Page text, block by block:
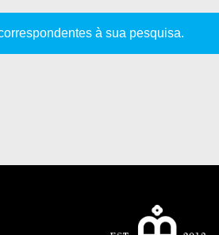
à sua pesquisa.